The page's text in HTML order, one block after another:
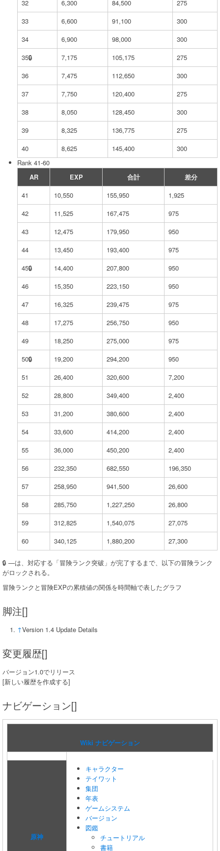
32
6,300 84,500
275
33
6,600 91,100
300
34
6,900 98,000
300
35🔒︎
7,175 105,175
275
36
7,475 112,650
300
37
7,750 120,400
275
38
8,050 128,450
300
39
8,325 136,775
275
40
8,625 145,400
300
Rank 41-60
AR
EXP 合計
差分
41
10,550 155,950
1,925
42
11,525 167,475
975
43
12,475 179,950
950
44
13,450 193,400
975
45🔒︎
14,400 207,800
950
46
15,350 223,150
950
47
16,325 239,475
975
48
17,275 256,750
950
49
18,250 275,000
975
50🔒︎
19,200 294,200
950
51
26,400 320,600
7,200
52
28,800 349,400
2,400
53
31,200 380,600
2,400
54
33,600 414,200
2,400
55
36,000 450,200
2,400
56
232,350 682,550
196,350
57
258,950 941,500
26,600
58
285,750 1,227,250
26,800
59
312,825 1,540,075
27,075
60
340,125 1,880,200 27,300
🔒︎ —は、対応する「冒険ランク突破」が完了するまで、以下の冒険ランク
がロックされる。
冒険ランクと冒険EXPの累積値の関係を時間軸で表したグラフ
脚注[]
↑Version 1.4 Update Details
変更履歴[]
バージョン1.0でリリース
[新しい履歴を作成する]
ナビゲーション[]
Wiki ナビゲーション
原神
キャラクター
テイワット
集団
年表
ゲームシステム
バージョン
図鑑
チュートリアル
書籍